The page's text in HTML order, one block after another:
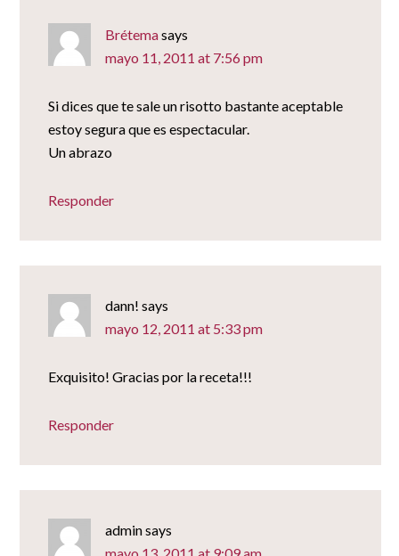
Brétemasays
mayo 11, 2011 at 7:56 pm
Si dices que te sale un risotto bastante aceptable
estoy segura que es espectacular.
Un abrazo
Responder
dann! says
mayo 12, 2011 at 5:33 pm
Exquisito! Gracias por la receta!!!
Responder
adminsays